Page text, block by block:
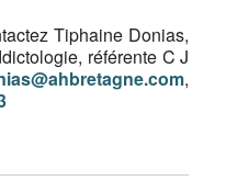
Tiphaine Donias,
référente C J
,